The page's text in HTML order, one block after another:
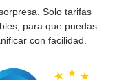
Solo tarifas
para que puedas
con facilidad.